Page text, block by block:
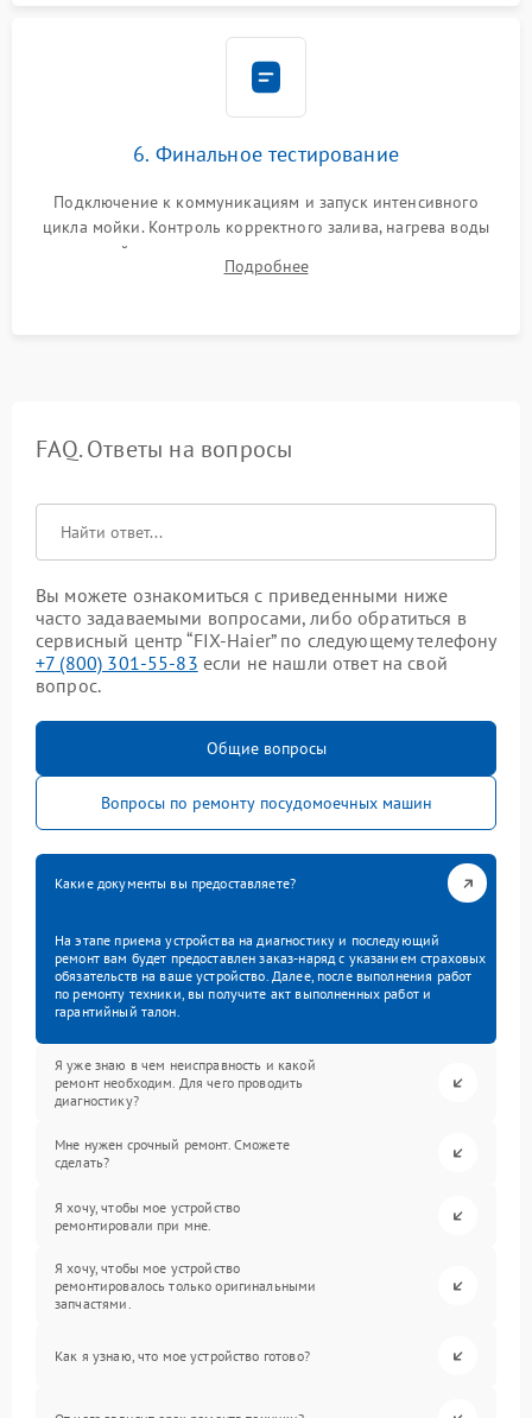
6. Финальное тестирование
Подключение к коммуникациям и запуск интенсивного
цикла мойки. Контроль корректного залива, нагрева воды
до нужной температуры, отсутствия посторонних шумов,
штатного слива и абсолютной сухости в поддоне.
Подробнее
FAQ. Ответы на вопросы
Вы можете ознакомиться с приведенными ниже
часто задаваемыми вопросами, либо обратиться в
сервисный центр “FIX-Haier” по следующему телефону
+7 (800) 301-55-83 если не нашли ответ на свой
вопрос.
Общие вопросы
Вопросы по ремонту посудомоечных машин
Какие документы вы предоставляете?
На этапе приема устройства на диагностику и последующий
ремонт вам будет предоставлен заказ-наряд с указанием страховых
обязательств на ваше устройство. Далее, после выполнения работ
по ремонту техники, вы получите акт выполненных работ и
гарантийный талон.
Я уже знаю в чем неисправность и какой
ремонт необходим. Для чего проводить
диагностику?
Мне нужен срочный ремонт. Сможете
сделать?
Я хочу, чтобы мое устройство
ремонтировали при мне.
Я хочу, чтобы мое устройство
ремонтировалось только оригинальными
запчастями.
Как я узнаю, что мое устройство готово?